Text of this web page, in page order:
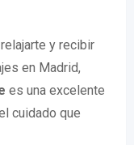
y recibir
en Madrid,
es una excelente
cuidado que